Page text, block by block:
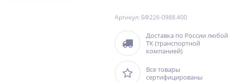
Артикул: БФ226-0988.400
Доставка по России любой
ТК (транспортной
компанией)
Все товары
сертифицированы